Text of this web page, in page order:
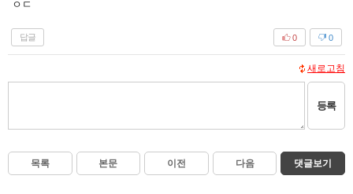
ㅇㄷ
답글 0
0
새로고침
등록
목록 본문 이전 다음 댓글보기